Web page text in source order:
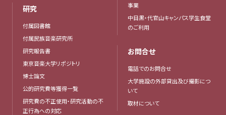
研究
付属図書館
付属民族音楽研究所
研究報告書
東京音楽大学リポジトリ
博士論文
公的研究費等獲得一覧
研究費の不正使用・研究活動の不
正行為への対応
事業
中目黒・代官山キャンパス学生食堂
のご利用
お問合せ
電話でのお問合せ
大学施設の外部貸出及び撮影につ
いて
取材について